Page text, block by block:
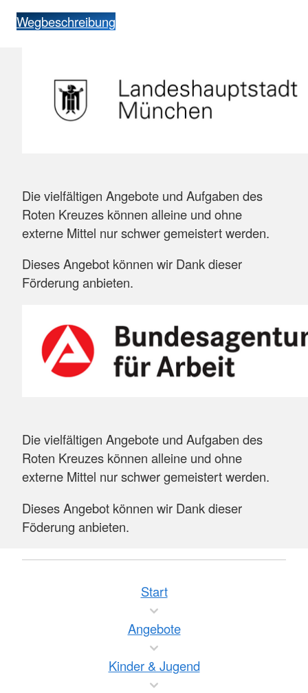
Wegbeschreibung
Die vielfältigen Angebote und Aufgaben des
Roten Kreuzes können alleine und ohne
externe Mittel nur schwer gemeistert werden.
Dieses Angebot können wir Dank dieser
Förderung anbieten.
Die vielfältigen Angebote und Aufgaben des
Roten Kreuzes können alleine und ohne
externe Mittel nur schwer gemeistert werden.
Dieses Angebot können wir Dank dieser
Föderung anbieten.
Start
Angebote
Kinder & Jugend